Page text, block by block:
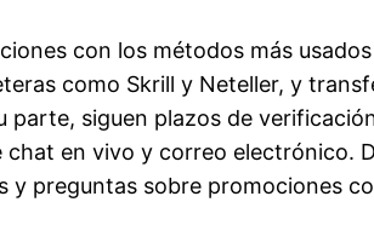
con los métodos más
como Skrill y Neteller, y
parte, siguen plazos de
en vivo y correo electrónico.
y preguntas sobre promociones